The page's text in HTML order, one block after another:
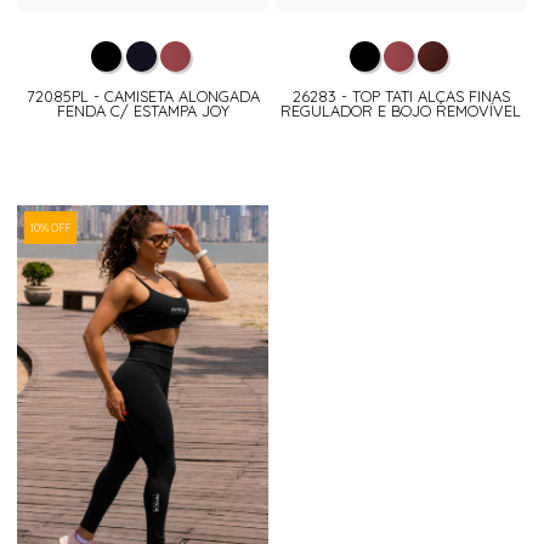
72085PL - CAMISETA ALONGADA
FENDA C/ ESTAMPA JOY
26283 - TOP TATI ALÇAS FINAS
REGULADOR E BOJO REMOVÍVEL
10% OFF